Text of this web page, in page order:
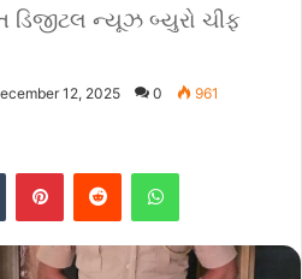
ડિજીટલ ન્યૂઝ બ્યુરો ચીફ
12, 2025 0 961
Tumblr PinterestReddit WhatsApp